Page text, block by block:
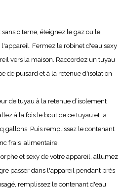
citerne, éteignez le gaz ou le
Fermez le robinet d'eau sexy
vers la maison. Raccordez un tuyau
de puisard et à la retenue d'isolation
de tuyau à la retenue d’isolement
à la fois le bout de ce tuyau et la
gallons. Puis remplissez le contenant
frais alimentaire.
et sexy de votre appareil, allumez
passer dans l'appareil pendant près
remplissez le contenant d'eau